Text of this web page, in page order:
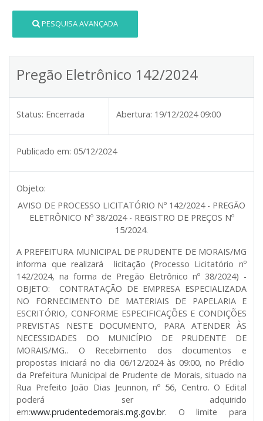
PESQUISA AVANÇADA
Pregão Eletrônico 142/2024
Status: Encerrada Abertura: 19/12/2024 09:00
Publicado em: 05/12/2024
Objeto:
AVISO DE PROCESSO LICITATÓRIO Nº 142/2024 - PREGÃO
ELETRÔNICO Nº 38/2024 - REGISTRO DE PREÇOS Nº
15/2024.
A PREFEITURA MUNICIPAL DE PRUDENTE DE MORAIS/MG
informa que realizará licitação (Processo Licitatório nº
142/2024, na forma de Pregão Eletrônico nº 38/2024) -
OBJETO: CONTRATAÇÃO DE EMPRESA ESPECIALIZADA
NO FORNECIMENTO DE MATERIAIS DE PAPELARIA E
ESCRITÓRIO, CONFORME ESPECIFICAÇÕES E CONDIÇÕES
PREVISTAS NESTE DOCUMENTO, PARA ATENDER ÀS
NECESSIDADES DO MUNICÍPIO DE PRUDENTE DE
MORAIS/MG.. O Recebimento dos documentos e
propostas iniciará no dia 06/12/2024 às 09:00, no Prédio
da Prefeitura Municipal de Prudente de Morais, situado na
Rua Prefeito João Dias Jeunnon, nº 56, Centro. O Edital
poderá ser adquirido
em:www.prudentedemorais.mg.gov.br. O limite para